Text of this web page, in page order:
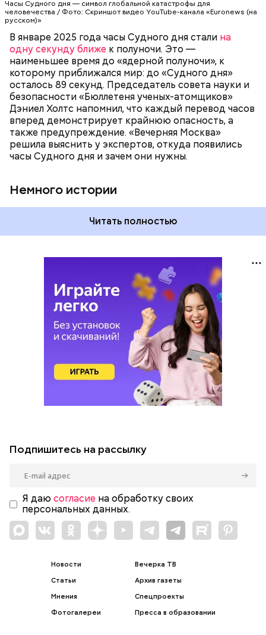
Часы Судного дня — символ глобальной катастрофы для
человечества / Фото: Скриншот видео YouTube-канала «Euronews (на
русском)»
В январе 2025 года часы Судного дня стали на
одну секунду ближе к полуночи. Это —
наименьшее время до «ядерной полуночи», к
которому приближался мир: до «Судного дня»
осталось 89 секунд. Председатель совета науки и
безопасности «Бюллетеня ученых-атомщиков»
Дэниел Холтс напомнил, что каждый перевод часов
вперед демонстрирует крайнюю опасность, а
также предупреждение. «Вечерняя Москва»
решила выяснить у экспертов, откуда появились
часы Судного дня и зачем они нужны.
Немного истории
катастрофа произойдет, когда минутная стрелка
достигнет полуночи. За всю историю их
как ближе, так и дальше от полуночи. Но в 2018
году часы Судного дня впервые за очень долгое
время показали свое самое близкое к катастрофе
время — без двух минут полночь. Вторая холодная
война между США и уже Россией стала обыденным
предметом обсуждения для аналитиков со всего
мира. Но, помимо перспективы отправиться в
«атомный рай», с 2007 года на стрелку часов
влияет еще одна глобальная угроза —
климатические изменения.
Читать полностью
Подпишитесь на рассылку
Я даю согласие на обработку своих
персональных данных.
Новости
Статьи
Мнения
Фотогалереи
Вечерка ТВ
Архив газеты
Спецпроекты
Пресса в образовании